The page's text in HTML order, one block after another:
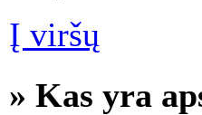
Į viršų
» Kas yra